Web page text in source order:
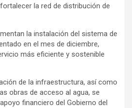
la red de distribución de
la instalación del sistema de
en el mes de diciembre,
más eficiente y sostenible
de la infraestructura, así como
obras de acceso al agua, se
financiero del Gobierno del